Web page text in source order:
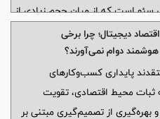
سئو است که از میان حجم زیادی از
و تصمیم می‌گیرد کدام مورد
داشت.
دیجیتال؛ چرا برخی
دوام نمی‌آورند؟
پایداری کسب‌وکارهای
ثبات محیط اقتصادی، تقویت
بهره‌گیری از تصمیم‌گیری مبتنی بر